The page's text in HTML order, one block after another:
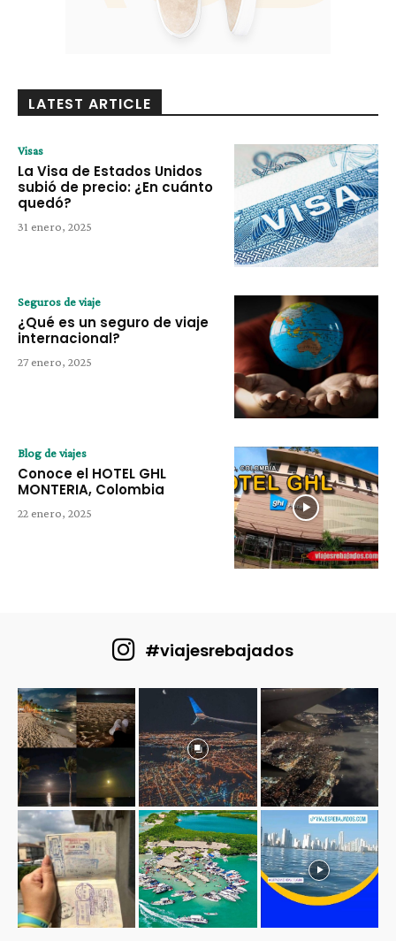
LATEST ARTICLE
Visas
La Visa de Estados Unidos
subió de precio: ¿En cuánto
quedó?
31 enero, 2025
Seguros de viaje
¿Qué es un seguro de viaje
internacional?
27 enero, 2025
Blog de viajes
Conoce el HOTEL GHL
MONTERIA, Colombia
22 enero, 2025
#viajesrebajados